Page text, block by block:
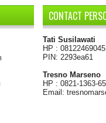
CONTACT
Tati Susilawati
HP : 08122469045
PIN: 2293ea61
Tresno Marseno
HP : 0821-1363-
Email: